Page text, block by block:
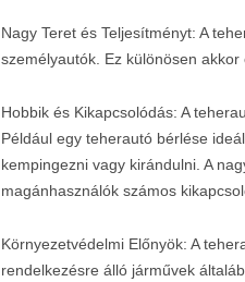
Nagy Teret és Teljesítményt: A
személyautók. Ez különösen
Hobbik és Kikapcsolódás: A
Például egy teherautó bérlése
kempingezni vagy kirándulni. A
magánhasználók számos
Környezetvédelmi Előnyök: A
rendelkezésre álló járművek